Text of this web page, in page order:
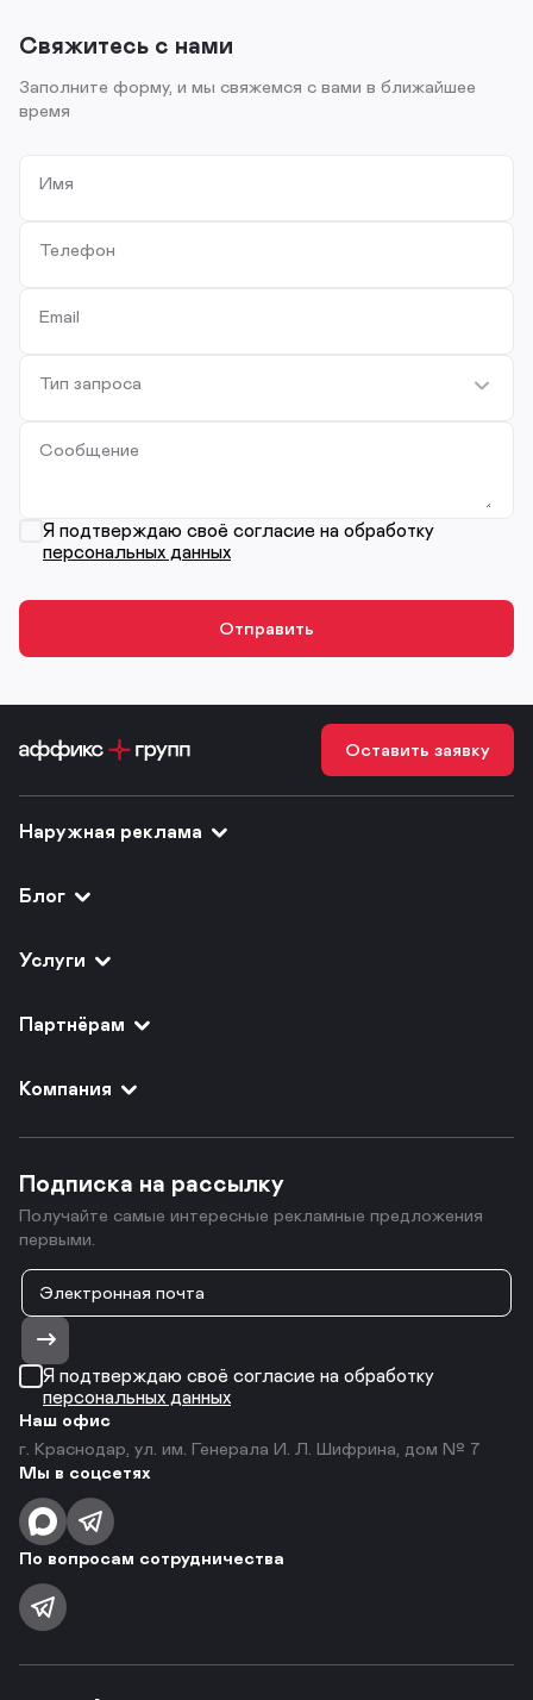
Свяжитесь с нами
Заполните форму, и мы свяжемся с вами в ближайшее
время
Имя
Телефон
Email
Тип запроса
Сообщение
Я подтверждаю своё согласие на обработку
персональных данных
Оставить заявку
Наружная реклама
Блог
Услуги
Партнёрам
Компания
Подписка на рассылку
Получайте самые интересные рекламные предложения
первыми.
Я подтверждаю своё согласие на обработку
персональных данных
Наш офис
г. Краснодар, ул. им. Генерала И. Л. Шифрина, дом № 7
Мы в соцсетях
По вопросам сотрудничества